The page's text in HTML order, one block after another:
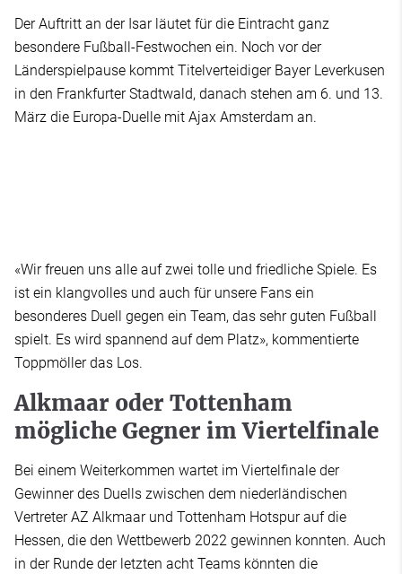
Der Auftritt an der Isar läutet für die Eintracht ganz
besondere Fußball-Festwochen ein. Noch vor der
Länderspielpause kommt Titelverteidiger Bayer Leverkusen
in den Frankfurter Stadtwald, danach stehen am 6. und 13.
März die Europa-Duelle mit Ajax Amsterdam an.
«Wir freuen uns alle auf zwei tolle und friedliche Spiele. Es
ist ein klangvolles und auch für unsere Fans ein
besonderes Duell gegen ein Team, das sehr guten Fußball
spielt. Es wird spannend auf dem Platz», kommentierte
Toppmöller das Los.
Alkmaar oder Tottenham
mögliche Gegner im Viertelfinale
Bei einem Weiterkommen wartet im Viertelfinale der
Gewinner des Duells zwischen dem niederländischen
Vertreter AZ Alkmaar und Tottenham Hotspur auf die
Hessen, die den Wettbewerb 2022 gewinnen konnten. Auch
in der Runde der letzten acht Teams könnten die